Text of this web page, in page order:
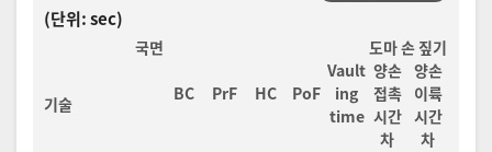
(단위: sec)
국면
BC PrF HC PoF
Vault
ing
time
도마 손 짚기
기술
양손
접촉
시간
차
양손
이륙
시간
차